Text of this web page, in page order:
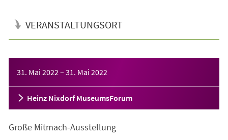
VERANSTALTUNGSORT
31. Mai 2022 – 31. Mai 2022
Heinz Nixdorf MuseumsForum
Große Mitmach-Ausstellung